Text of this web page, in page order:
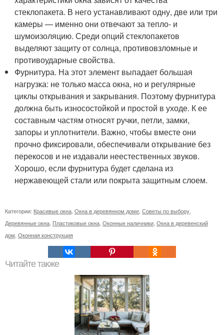
стеклопакета. В него устанавливают одну, две или три
камеры — именно они отвечают за тепло- и
шумоизоляцию. Среди опций стеклопакетов
выделяют защиту от солнца, противовзломные и
противоударные свойства.
Фурнитура. На этот элемент выпадает большая
нагрузка: не только масса окна, но и регулярные
циклы открывания и закрывания. Поэтому фурнитура
должна быть износостойкой и простой в уходе. К ее
составным частям относят ручки, петли, замки,
запоры и уплотнители. Важно, чтобы вместе они
прочно фиксировали, обеспечивали открывание без
перекосов и не издавали неестественных звуков.
Хорошо, если фурнитура будет сделана из
нержавеющей стали или покрыта защитным слоем.
Категории: Красивые окна Окна в деревянном доме Советы по выбору
Деревянные окна Пластиковые окна Оконные наличники Окна в деревенский
дом Оконная конструкция
Читайте также